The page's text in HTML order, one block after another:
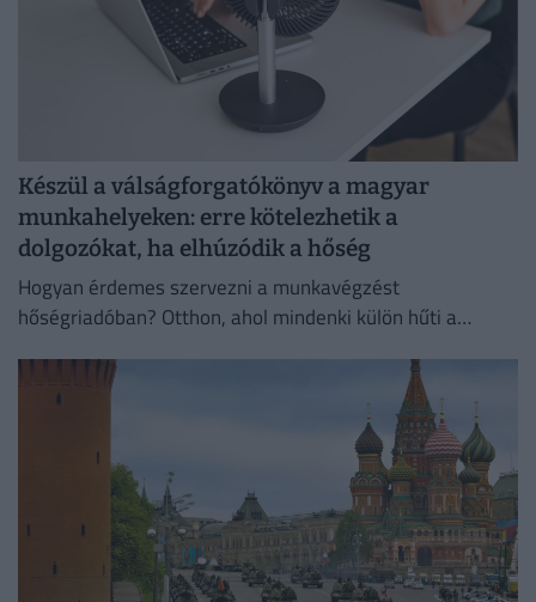
Készül a válságforgatókönyv a magyar
munkahelyeken: erre kötelezhetik a
dolgozókat, ha elhúzódik a hőség
Hogyan érdemes szervezni a munkavégzést
hőségriadóban? Otthon, ahol mindenki külön hűti a
irodaházban, ahol a hűtés központilag működik.